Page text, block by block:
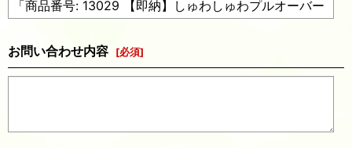
お問い合わせ内容 [必須]